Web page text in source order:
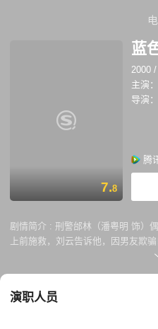
7.8
蓝
2000 /
主演：
导演：
腾
剧情简介 : 刑警邰林（潘粤明 饰）
上前施救，刘云告诉他，因男友欺
结果却是个令人哭笑不得的闹剧。
惯，邰林对刘云的身世也做了一番
演职人员